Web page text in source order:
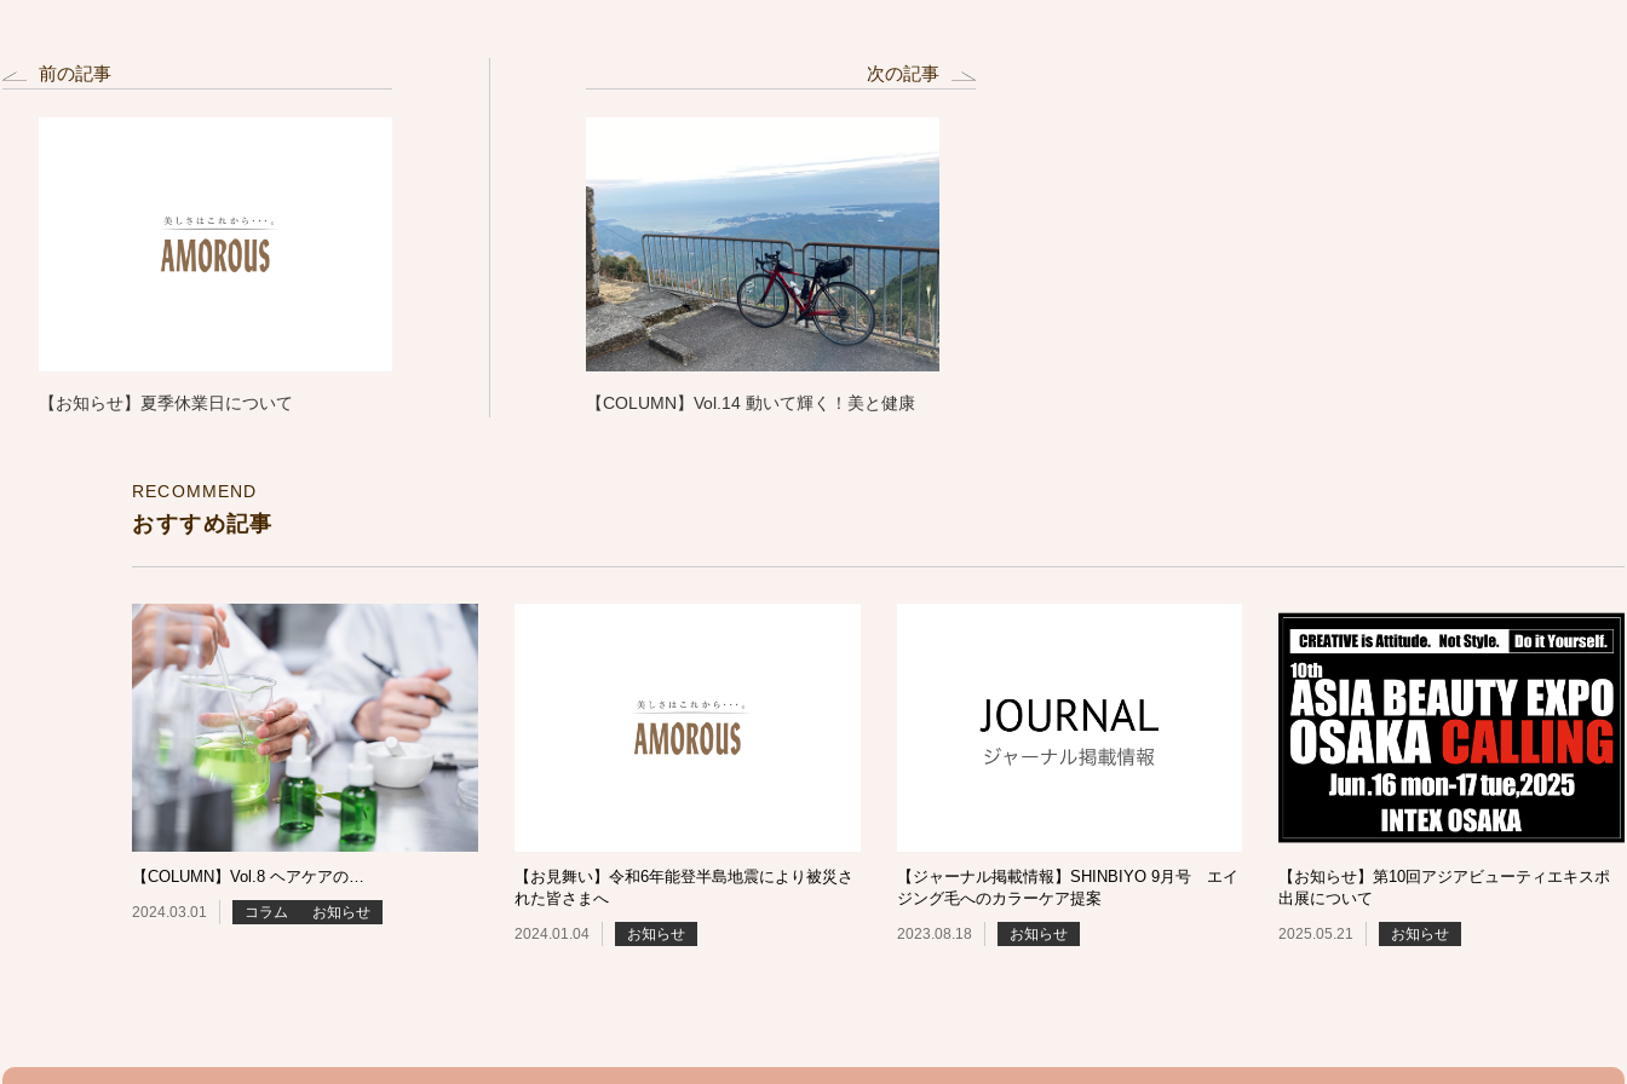
前の記事
【お知らせ】夏季休業日について
次の記事
【COLUMN】Vol.14 動いて輝く！美と健康
RECOMMEND
おすすめ記事
【COLUMN】Vol.8 ヘアケアの…
2024.03.01 コラム お知らせ
【お見舞い】令和6年能登半島地震により被災さ
れた皆さまへ
2024.01.04 お知らせ
【ジャーナル掲載情報】SHINBIYO 9月号 エイ
ジング毛へのカラーケア提案
2023.08.18 お知らせ
【お知らせ】第10回アジアビューティエキスポ
出展について
2025.05.21 お知らせ